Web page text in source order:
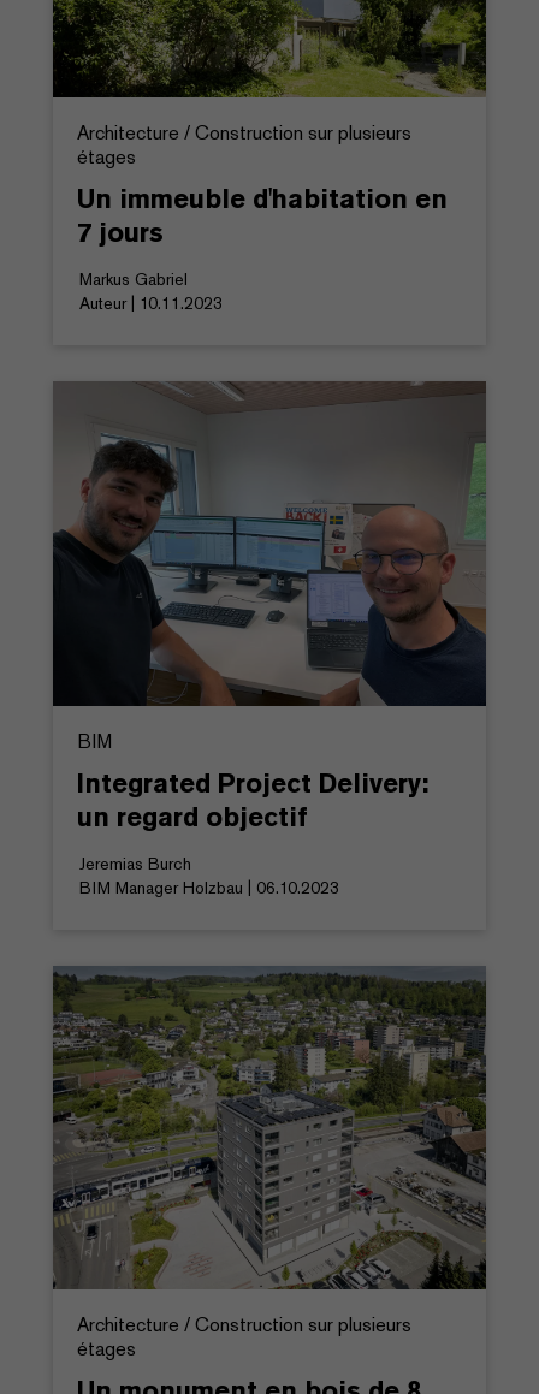
Architecture / Construction sur plusieurs
étages
Un immeuble d'habitation en
7 jours
Markus Gabriel
Auteur | 10.11.2023
BIM
Integrated Project Delivery:
un regard objectif
Jeremias Burch
BIM Manager Holzbau | 06.10.2023
Architecture / Construction sur plusieurs
étages